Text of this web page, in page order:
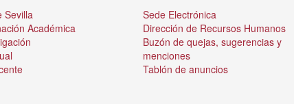
Sevilla
Académica
Sede Electrónica
Dirección de Recursos Humanos
Buzón de quejas, sugerencias y
menciones
Tablón de anuncios